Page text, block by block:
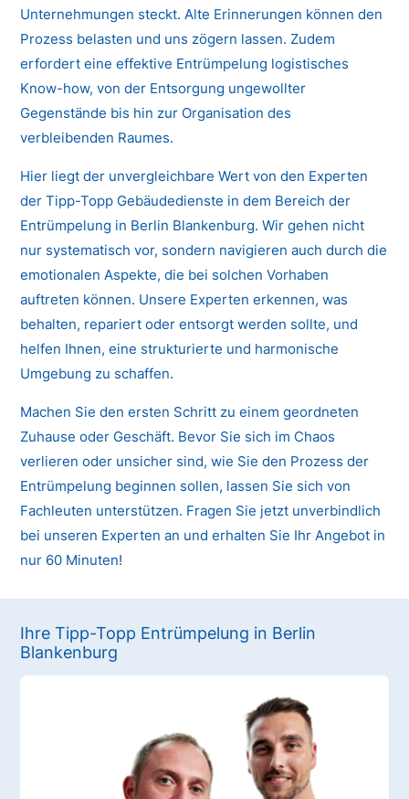
Unternehmungen steckt. Alte Erinnerungen können den
Prozess belasten und uns zögern lassen. Zudem
erfordert eine effektive Entrümpelung logistisches
Know-how, von der Entsorgung ungewollter
Gegenstände bis hin zur Organisation des
verbleibenden Raumes.
Hier liegt der unvergleichbare Wert von den Experten
der Tipp-Topp Gebäudedienste in dem Bereich der
Entrümpelung in Berlin Blankenburg. Wir gehen nicht
nur systematisch vor, sondern navigieren auch durch die
emotionalen Aspekte, die bei solchen Vorhaben
auftreten können. Unsere Experten erkennen, was
behalten, repariert oder entsorgt werden sollte, und
helfen Ihnen, eine strukturierte und harmonische
Umgebung zu schaffen.
Machen Sie den ersten Schritt zu einem geordneten
Zuhause oder Geschäft. Bevor Sie sich im Chaos
verlieren oder unsicher sind, wie Sie den Prozess der
Entrümpelung beginnen sollen, lassen Sie sich von
Fachleuten unterstützen. Fragen Sie jetzt unverbindlich
bei unseren Experten an und erhalten Sie Ihr Angebot in
nur 60 Minuten!
Ihre Tipp-Topp Entrümpelung in Berlin
Blankenburg